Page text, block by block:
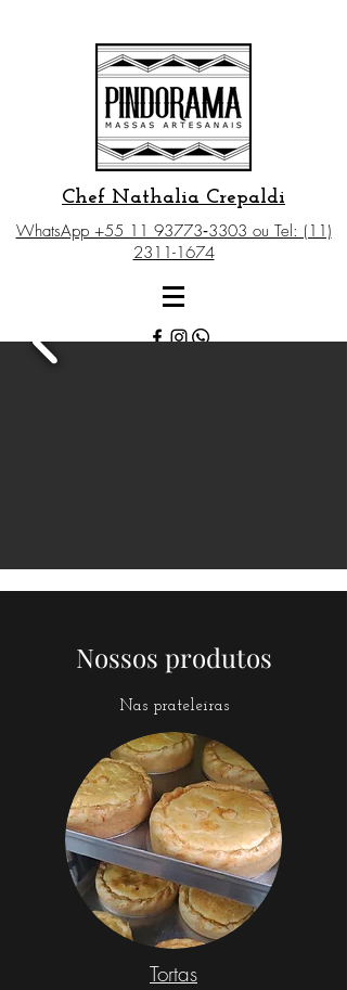
Chef Nathalia Crepaldi
WhatsApp +‪55 11 93773‑3303‬ ou Tel: (11)
2311-1674
Nossos produtos
Nas prateleiras
Tortas